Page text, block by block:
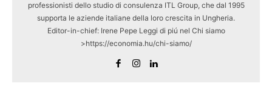
professionisti dello studio di consulenza ITL Group, che dal 1995
supporta le aziende italiane della loro crescita in Ungheria.
Editor-in-chief: Irene Pepe Leggi di piú nel Chi siamo
>https://economia.hu/chi-siamo/